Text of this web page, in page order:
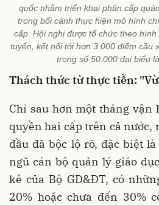
quốc nhằm triển khai phân cấp
trong bối cảnh thực hiện mô hình
cấp. Hội nghị được tổ chức theo
tuyến, kết nối tới hơn 3.000 điểm cầu
trong số 50.000 đại biểu
Thách thức từ thực tiễn:
Chỉ sau hơn một tháng
quyền hai cấp trên cả nước,
đầu đã bộc lộ rõ, đặc biệt
ngũ cán bộ quản lý giáo
kê của Bộ GD&ĐT, có
20% hoặc chưa đến 30%